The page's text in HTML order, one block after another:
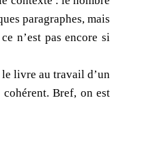
paragraphes, mais
n’est pas encore si
le livre au travail d’un
Bref, on est